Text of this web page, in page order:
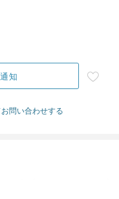
知
問い合わせする